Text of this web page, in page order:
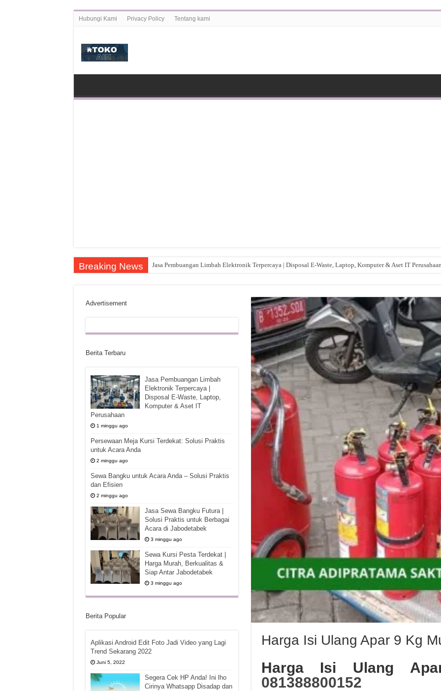
Hubungi Kami Privacy Policy Tentang kami
Breaking News Jasa Pembuangan Limbah Elektronik Terpercaya | Disposal E-Waste, Laptop, Komputer & Aset IT
Harga Isi Ulang Apar 9 Kg
Harga Isi Ulang
081388800152
Advertisement
Berita Terbaru
Jasa Pembuangan Limbah
Elektronik Terpercaya |
Disposal E-Waste, Laptop,
Komputer & Aset IT
Perusahaan
1 minggu ago
Persewaan Meja Kursi Terdekat: Solusi Praktis
untuk Acara Anda
2 minggu ago
Sewa Bangku untuk Acara Anda – Solusi Praktis
dan Efisien
2 minggu ago
Jasa Sewa Bangku Futura |
Solusi Praktis untuk Berbagai
Acara di Jabodetabek
3 minggu ago
Sewa Kursi Pesta Terdekat |
Harga Murah, Berkualitas &
Siap Antar Jabodetabek
3 minggu ago
Berita Popular
Aplikasi Android Edit Foto Jadi Video yang Lagi
Trend Sekarang 2022
Juni 5, 2022
Segera Cek HP Anda! Ini lho
Cirinya Whatsapp Disadap dan